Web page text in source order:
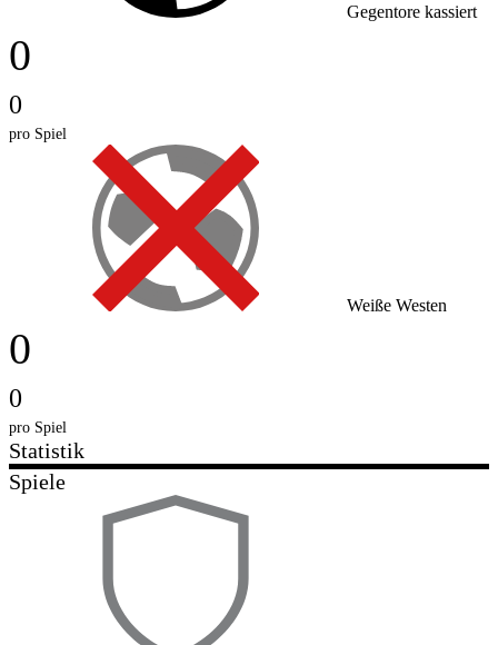
Gegentore kassiert
0
0
pro Spiel
Weiße Westen
0
0
pro Spiel
Statistik
Spiele